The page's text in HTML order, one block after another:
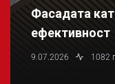
Фасадата
ефективност
9.07.2026 1082